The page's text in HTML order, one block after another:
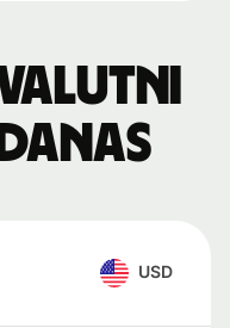
valutni
USD